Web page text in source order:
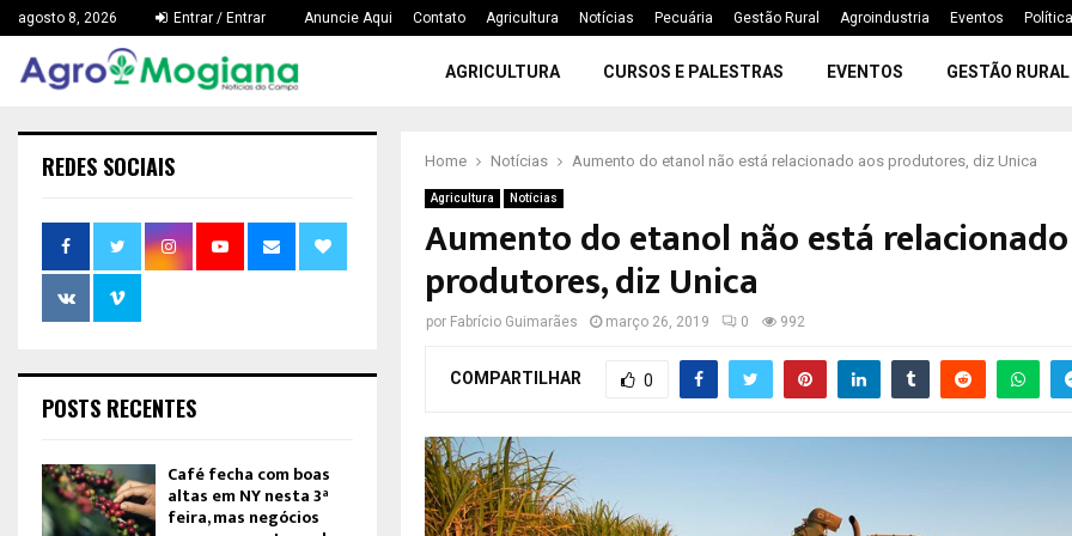
agosto 8, 2026 Entrar / Entrar Anuncie Aqui Contato Agricultura Notícias Pecuária Gestão Rural Agroindustria Eventos
AGRICULTURA CURSOS E PALESTRAS EVENTOS GESTÃO RURAL
Home Notícias Aumento do etanol não está relacionado aos produtores, diz Unica
Agricultura Notícias
Aumento do etanol não está
produtores, diz Unica
por Fabrício Guimarães março 26, 2019 0 992
COMPARTILHAR 0
REDES SOCIAIS
POSTS RECENTES
Café fecha com boas
altas em NY nesta 3ª
feira, mas negócios